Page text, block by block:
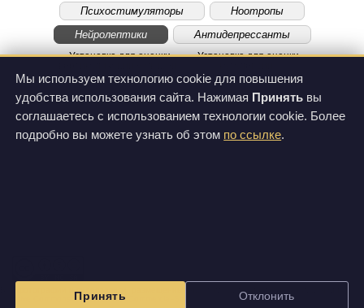
Мы используем технологию cookie для повышения
удобства использования сайта. Нажимая Принять вы
соглашаетесь с использованием технологии cookie. Более
подробно вы можете узнать об этом по ссылке.
Принять Отклонить
Психостимуляторы
Ноотропы
Нейролептики
Антидепрессанты
Установка для оценки
Установка для оценки
Creative Commons Attribution-NonCommercial-ShareAlike 3.0 Unported License